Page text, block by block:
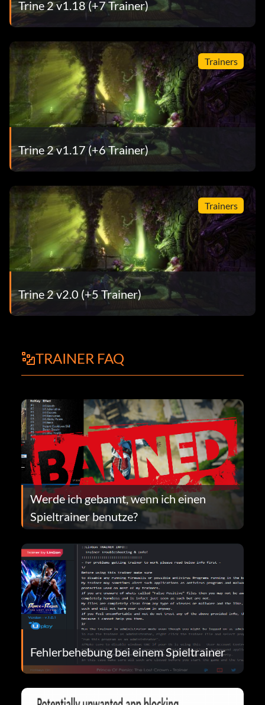
Trine 2 v1.18 (+7 Trainer)
Trainers
Trine 2 v1.17 (+6 Trainer)
Trainers
Trine 2 v2.0 (+5 Trainer)
TRAINER FAQ
Werde ich gebannt, wenn ich einen
Spieltrainer benutze?
Fehlerbehebung bei einem Spieltrainer